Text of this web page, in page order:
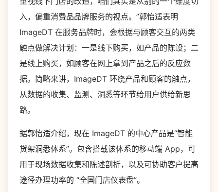
入，偏重消费品品牌服务的视点。”郭怡适表明
ImageDT 在服务品牌时，会根据与顾客交互的两类
触点做解决计划：一是线下购买，如产品的陈设；二
是线上购买，如顾客在网上拿到产品之后的反应数
据。简略来讲，ImageDT 环绕产品和顾客的触点，
从数据的收集、监测、洞悉等环节给用户供给新思
路。
据郭怡适介绍，现在 ImageDT 的中心产品是“智能
货架洞悉体系”。包含搭载该体系的移动端 App，可
用于现场数据收集和陈述剖析，以及可协助客户提高
途径办理功率的 “全国门店仪表盘”。